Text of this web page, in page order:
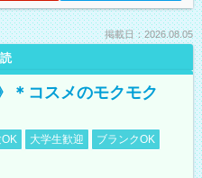
掲載日：2026.08.05
＊コスメのモクモク
大学生歓迎
ブランクOK